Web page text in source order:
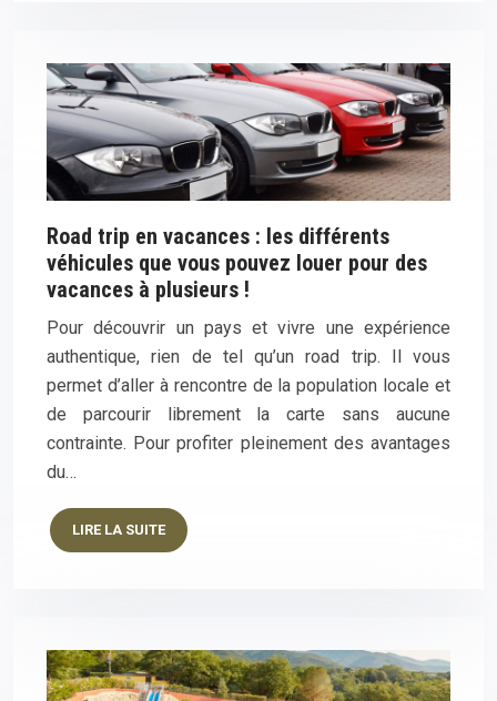
Road trip en vacances : les différents
véhicules que vous pouvez louer pour des
vacances à plusieurs !
Pour découvrir un pays et vivre une expérience
authentique, rien de tel qu’un road trip. Il vous
permet d’aller à rencontre de la population locale et
de parcourir librement la carte sans aucune
contrainte. Pour profiter pleinement des avantages
du…
LIRE LA SUITE